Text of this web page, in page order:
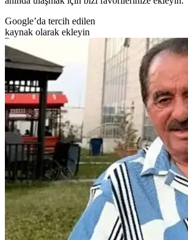
Google’da tercih edilen
kaynak olarak ekleyin